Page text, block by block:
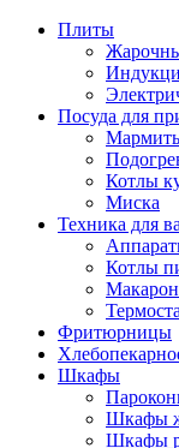
Плиты
Посуда для
Котлы
Миска
Техника для
Котлы
Фритюрницы
Шкафы
Шкафы
Шкафы